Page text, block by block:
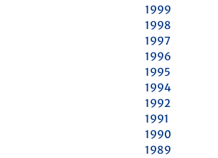
1999
1998
1997
1996
1995
1994
1992
1991
1990
1989